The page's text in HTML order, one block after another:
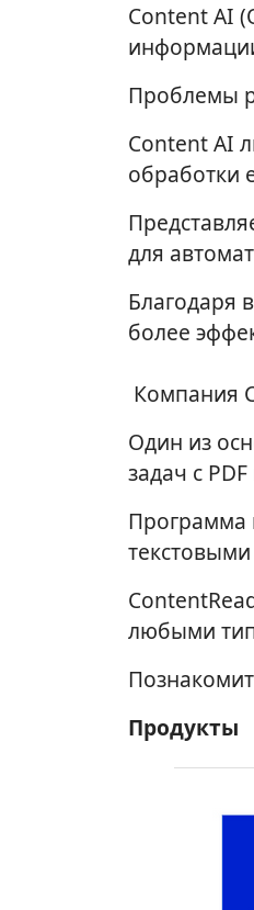
Content AI
Проблемы
Content AI
обработки
для
Благодаря
более
Компания
Один из
задач с
Программа
любыми
Продукты